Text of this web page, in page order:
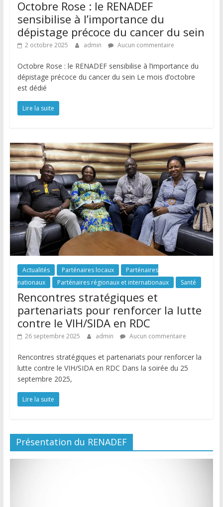
Octobre Rose : le RENADEF
sensibilise à l’importance du
dépistage précoce du cancer du sein
2 octobre 2025 admin Aucun commentaire
Octobre Rose : le RENADEF sensibilise à l’importance du
dépistage précoce du cancer du sein Le mois d’octobre
est dédié
Lire la suite
Actualités Parténaires locaux
Parténaires
nationaux
Parténaires régionaux et internationaux Santé
Rencontres stratégiques et
partenariats pour renforcer la lutte
contre le VIH/SIDA en RDC
26 septembre 2025 admin Aucun commentaire
Rencontres stratégiques et partenariats pour renforcer la
lutte contre le VIH/SIDA en RDC Dans la soirée du 25
septembre 2025,
Lire la suite
Présentation du RENADEF